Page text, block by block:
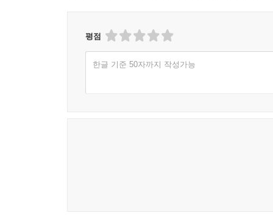
각질이 필요한 이유와 과잉 제거의 문제
피부가 거칠어질 때의 원인 구분
자극 반응을 피하는 빈도 조절
붉어짐, 따가움이 나타날 때의 중단 기준
평점
한글 기준 50자까지 작성가능